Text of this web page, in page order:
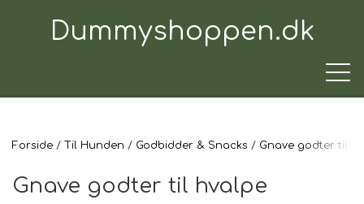
Dummyshoppen.dk
TRÆNINGSUDSTYR
Forside Til Hunden Godbidder & Snacks Gnave godter til
Gnave godter til hvalpe